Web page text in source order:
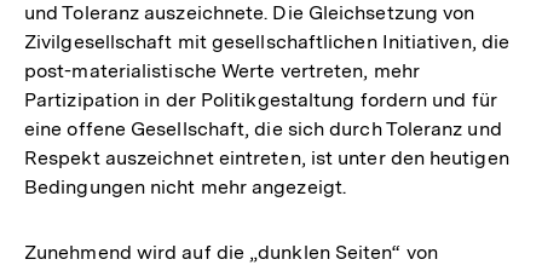
und Toleranz auszeichnete. Die Gleichsetzung von
Zivilgesellschaft mit gesellschaftlichen Initiativen, die
post-materialistische Werte vertreten, mehr
Partizipation in der Politikgestaltung fordern und für
eine offene Gesellschaft, die sich durch Toleranz und
Respekt auszeichnet eintreten, ist unter den heutigen
Bedingungen nicht mehr angezeigt.
Zunehmend wird auf die „dunklen Seiten“ von